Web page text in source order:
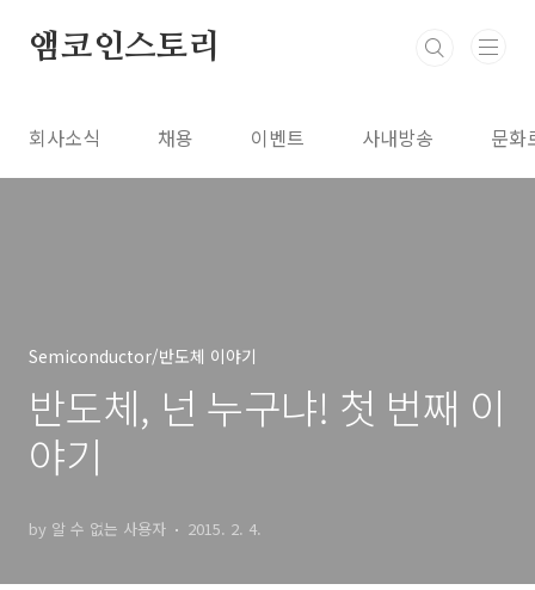
앰코인스토리
회사소식 채용 이벤트 사내방송 문화
Semiconductor/반도체 이야기
반도체, 넌 누구냐! 첫 번째 이
야기
by 알 수 없는 사용자 2015. 2. 4.